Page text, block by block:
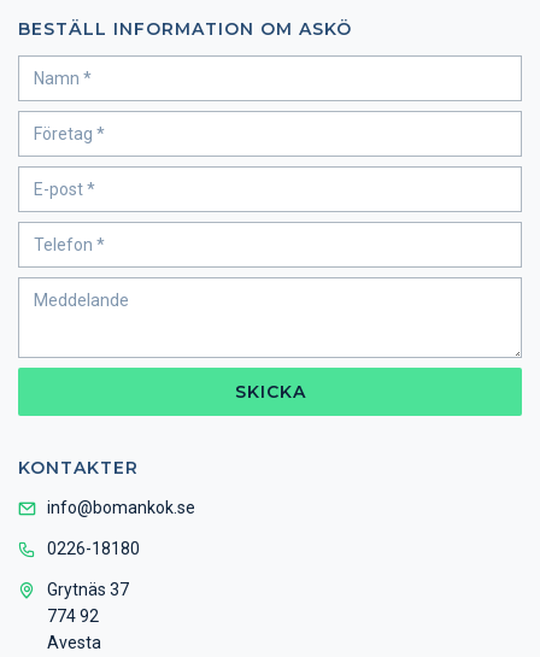
BESTÄLL INFORMATION OM ASKÖ
SKICKA
KONTAKTER
info@bomankok.se
0226-18180
Grytnäs 37
774 92
Avesta